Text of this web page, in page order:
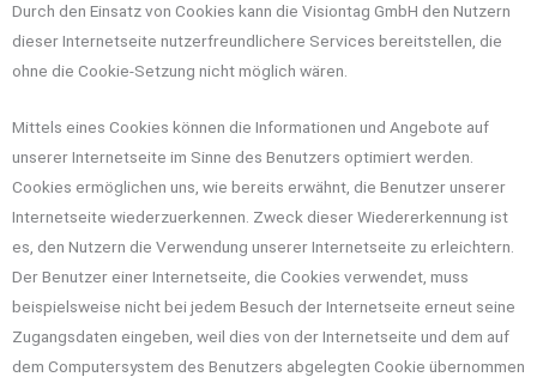
Durch den Einsatz von Cookies kann die Visiontag GmbH den Nutzern
dieser Internetseite nutzerfreundlichere Services bereitstellen, die
ohne die Cookie-Setzung nicht möglich wären.
Mittels eines Cookies können die Informationen und Angebote auf
unserer Internetseite im Sinne des Benutzers optimiert werden.
Cookies ermöglichen uns, wie bereits erwähnt, die Benutzer unserer
Internetseite wiederzuerkennen. Zweck dieser Wiedererkennung ist
es, den Nutzern die Verwendung unserer Internetseite zu erleichtern.
Der Benutzer einer Internetseite, die Cookies verwendet, muss
beispielsweise nicht bei jedem Besuch der Internetseite erneut seine
Zugangsdaten eingeben, weil dies von der Internetseite und dem auf
dem Computersystem des Benutzers abgelegten Cookie übernommen